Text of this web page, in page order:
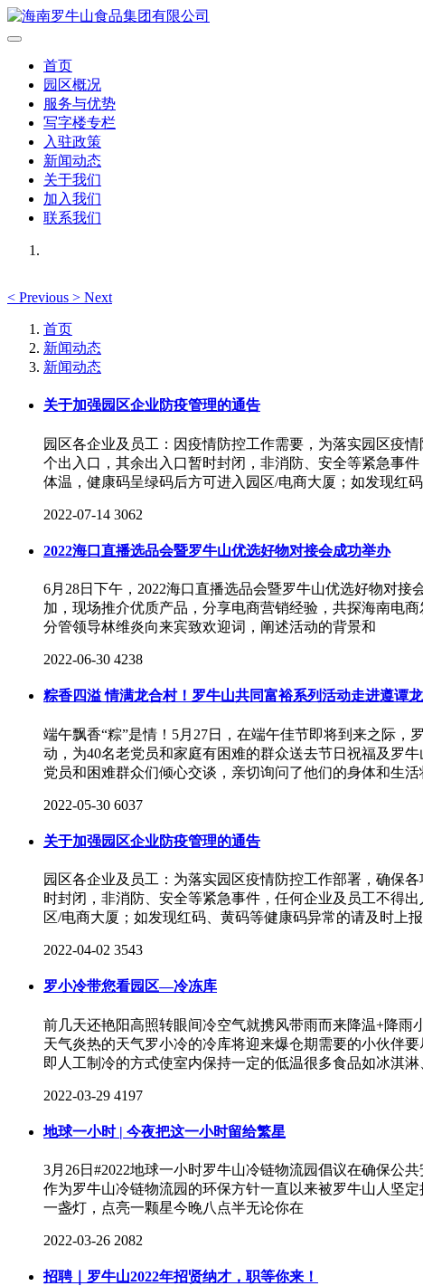
首页
园区概况
服务与优势
写字楼专栏
入驻政策
新闻动态
关于我们
加入我们
联系我们
< Previous > Next
首页
新闻动态
新闻动态
关于加强园区企业防疫管理的通告
园区各企业及员工：因疫情防控工作需要，为落实园区疫
个出入口，其余出入口暂时封闭，非消防、安全等紧急事
体温，健康码呈绿码后方可进入园区/电商大厦；如发现红
2022-07-14 3062
2022海口直播选品会暨罗牛山优选好物对接会成功举办
6月28日下午，2022海口直播选品会暨罗牛山优选好物对
加，现场推介优质产品，分享电商营销经验，共探海南电
分管领导林维炎向来宾致欢迎词，阐述活动的背景和
2022-06-30 4238
粽香四溢 情满龙合村！罗牛山共同富裕系列活动走进遵谭
端午飘香“粽”是情！5月27日，在端午佳节即将到来之际
动，为40名老党员和家庭有困难的群众送去节日祝福及罗
党员和困难群众们倾心交谈，亲切询问了他们的身体和生
2022-05-30 6037
关于加强园区企业防疫管理的通告
园区各企业及员工：为落实园区疫情防控工作部署，确保
时封闭，非消防、安全等紧急事件，任何企业及员工不得
区/电商大厦；如发现红码、黄码等健康码异常的请及时上
2022-04-02 3543
罗小冷带您看园区—冷冻库
前几天还艳阳高照转眼间冷空气就携风带雨而来降温+降
天气炎热的天气罗小冷的冷库将迎来爆仓期需要的小伙伴
即人工制冷的方式使室内保持一定的低温很多食品如冰淇
2022-03-29 4197
地球一小时 | 今夜把这一小时留给繁星
3月26日#2022地球一小时罗牛山冷链物流园倡议在确保公
作为罗牛山冷链物流园的环保方针一直以来被罗牛山人坚
一盏灯，点亮一颗星今晚八点半无论你在
2022-03-26 2082
招聘｜罗牛山2022年招贤纳才，职等你来！